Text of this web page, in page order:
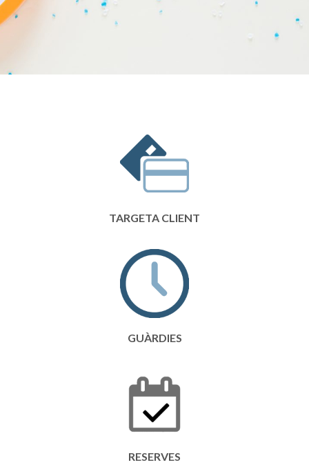
TARGETA CLIENT
GUÀRDIES
RESERVES